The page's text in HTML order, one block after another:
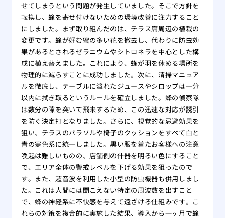
せてしまうという問題が発生していました。そこで方針を
転換し、蜂を寄せ付けないための環境改善に注力すること
にしました。まず取り組んだのは、テラス席周辺の植栽の
変更です。蜂が好む蜜の多い花を撤去し、代わりに防虫効
果があるとされるゼラニウムやシトロネラを中心とした構
成に植え替えました。これにより、蜂が羽を休める場所を
物理的に減らすことに成功しました。次に、清掃マニュア
ルを徹底し、テーブルに溢れたジュースやシロップは一分
以内に拭き取るというルールを確立しました。蜂の偵察隊
は数分の隙を突いて飛来するため、この迅速な対応が誘引
を防ぐ決定打となりました。さらに、視覚的な忌避効果を
狙い、テラスのパラソルや椅子のクッションをすべて白と
青の寒色系に統一しました。黒い服を着たお客様への注意
喚起は難しいものの、店舗側の什器を明るい色にすること
で、エリア全体の警戒レベルを下げる効果を狙ったので
す。また、超音波を利用した小型の防虫機器も併用しまし
た。これは人間には聞こえない特定の周波数を出すこと
で、蜂の神経系に不快感を与えて遠ざける仕組みです。こ
れらの対策を複合的に実施した結果、導入から一ヶ月で蜂